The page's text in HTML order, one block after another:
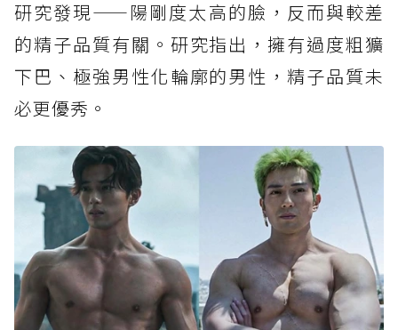
研究發現——陽剛度太高的臉，反而與較差
的精子品質有關。研究指出，擁有過度粗獷
下巴、極強男性化輪廓的男性，精子品質未
必更優秀。